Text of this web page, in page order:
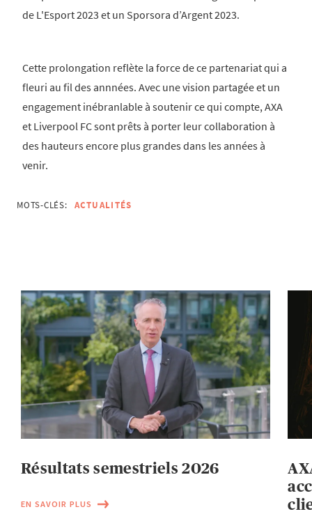
de L'Esport 2023 et un Sporsora d’Argent 2023.
Cette prolongation reflète la force de ce partenariat qui a
fleuri au fil des annnées. Avec une vision partagée et un
engagement inébranlable à soutenir ce qui compte, AXA
et Liverpool FC sont prêts à porter leur collaboration à
des hauteurs encore plus grandes dans les années à
venir.
MOTS-CLÉS: ACTUALITÉS
Résultats semestriels 2026
EN SAVOIR PLUS